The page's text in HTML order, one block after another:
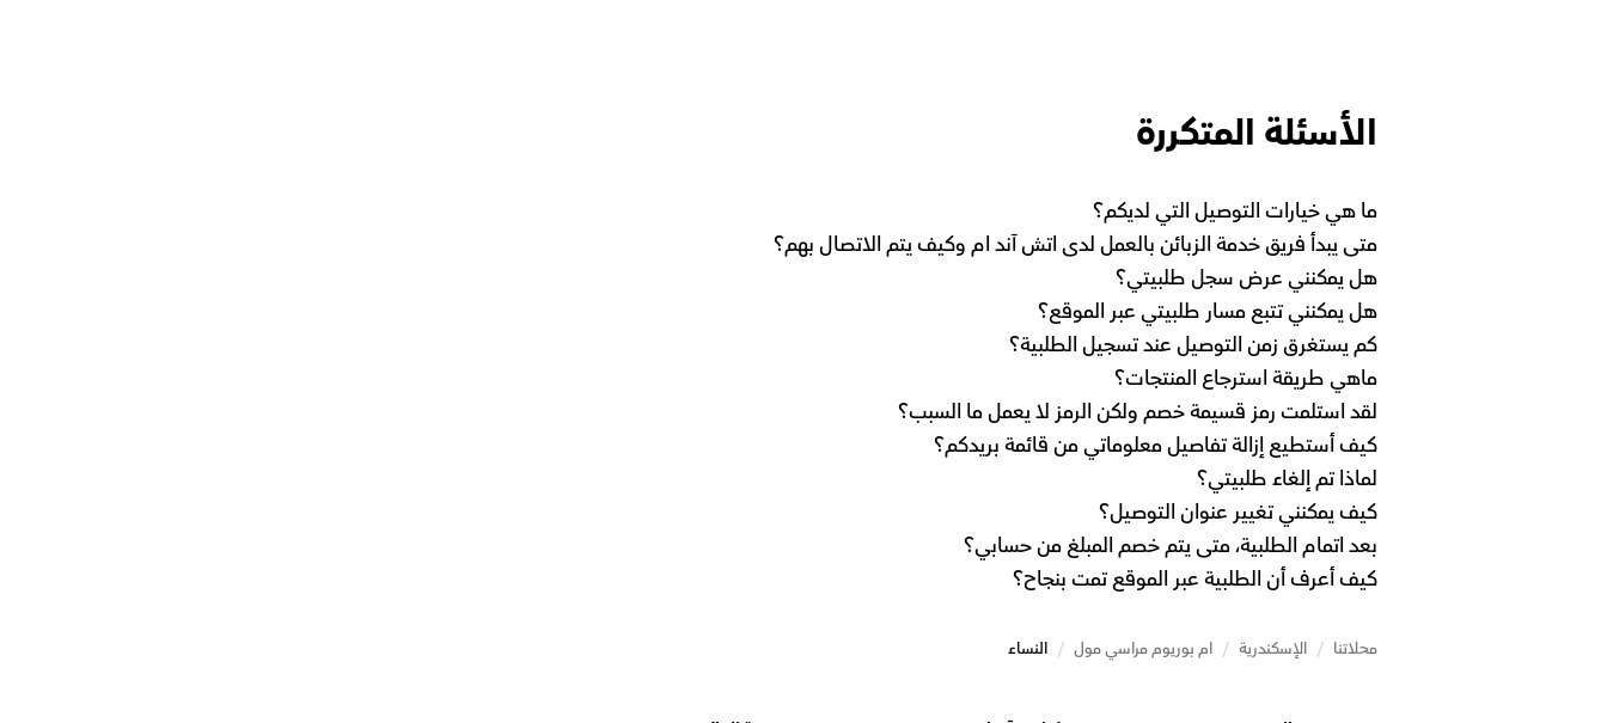
الأسئلة المتكررة
ما هي خيارات التوصيل التي لديكم؟
متى يبدأ فريق خدمة الزبائن بالعمل لدى اتش آند ام وكيف يتم الاتصال بهم؟
هل يمكنني عرض سجل طلبيتي؟
هل يمكنني تتبع مسار طلبيتي عبر الموقع؟
كم يستغرق زمن التوصيل عند تسجيل الطلبية؟
ماهي طريقة استرجاع المنتجات؟
لقد استلمت رمز قسيمة خصم ولكن الرمز لا يعمل ما السبب؟
كيف أستطيع إزالة تفاصيل معلوماتي من قائمة بريدكم؟
لماذا تم إلغاء طلبيتي؟
كيف يمكنني تغيير عنوان التوصيل؟
بعد اتمام الطلبية، متى يتم خصم المبلغ من حسابي؟
كيف أعرف أن الطلبية عبر الموقع تمت بنجاح؟
محلاتنا / الإسكندرية / ام بوريوم مراسي مول / النساء